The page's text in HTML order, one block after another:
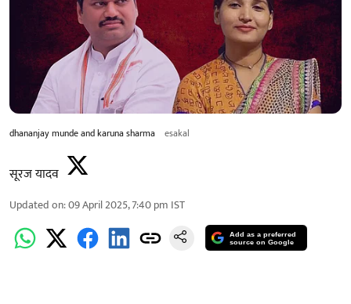
dhananjay munde and karuna sharma esakal
सूरज यादव
Updated on:09 April 2025, 7:40 pm IST
Add as a preferred
source on Google